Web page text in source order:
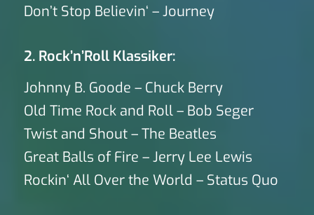
Don’t Stop Believin‘ – Journey
2. Rock’n’Roll Klassiker:
Johnny B. Goode – Chuck Berry
Old Time Rock and Roll – Bob Seger
Twist and Shout – The Beatles
Great Balls of Fire – Jerry Lee Lewis
Rockin‘ All Over the World – Status Quo